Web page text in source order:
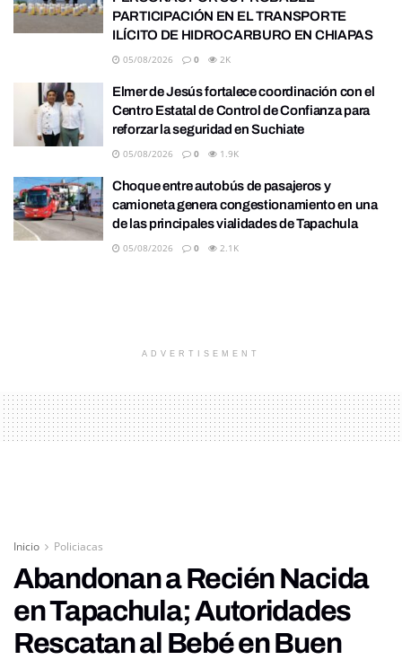
PARTICIPACIÓN EN EL TRANSPORTE
ILÍCITO DE HIDROCARBURO EN CHIAPAS
05/08/2026 0 2K
Elmer de Jesús fortalece coordinación con el
Centro Estatal de Control de Confianza para
reforzar la seguridad en Suchiate
05/08/2026 0 1.9K
Choque entre autobús de pasajeros y
camioneta genera congestionamiento en una
de las principales vialidades de Tapachula
05/08/2026 0 2.1K
ADVERTISEMENT
Inicio Policiacas
Abandonan a Recién Nacida
en Tapachula; Autoridades
Rescatan al Bebé en Buen